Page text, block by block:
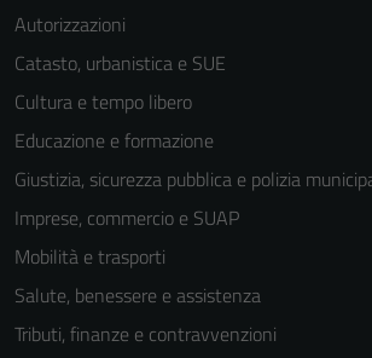
Autorizzazioni
Catasto, urbanistica e SUE
Cultura e tempo libero
Educazione e formazione
Giustizia, sicurezza pubblica e polizia
Imprese, commercio e SUAP
Mobilità e trasporti
Salute, benessere e assistenza
Tributi, finanze e contravvenzioni